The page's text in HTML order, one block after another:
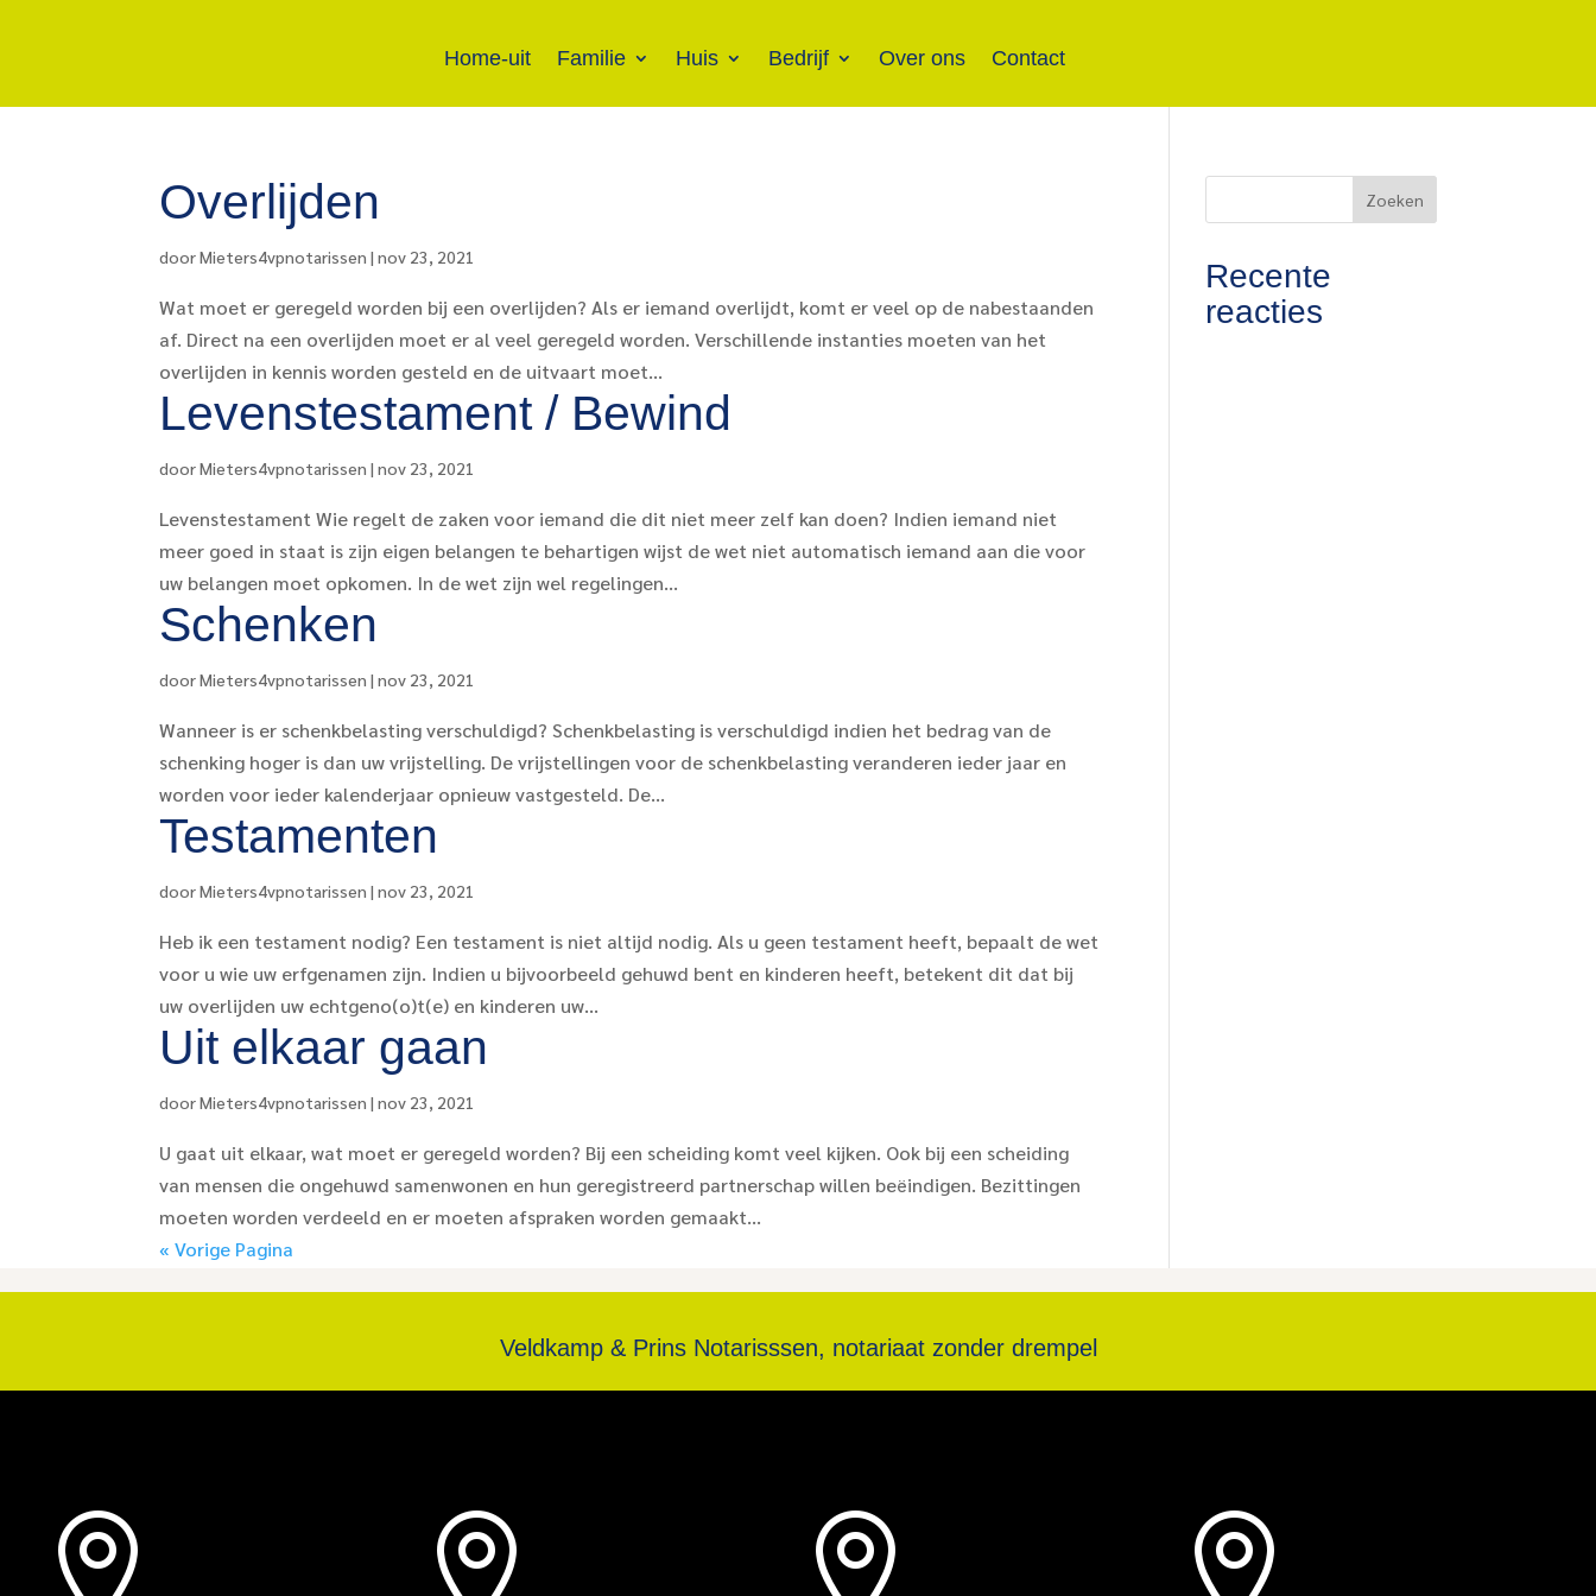
Home-uit Familie Huis Bedrijf Over ons Contact
Overlijden
doorMieters4vpnotarissen |nov 23, 2021
Wat moet er geregeld worden bij een overlijden? Als er iemand overlijdt, komt er veel op de nabestaanden
af. Direct na een overlijden moet er al veel geregeld worden. Verschillende instanties moeten van het
overlijden in kennis worden gesteld en de uitvaart moet...
Levenstestament / Bewind
doorMieters4vpnotarissen |nov 23, 2021
Levenstestament Wie regelt de zaken voor iemand die dit niet meer zelf kan doen? Indien iemand niet
meer goed in staat is zijn eigen belangen te behartigen wijst de wet niet automatisch iemand aan die voor
uw belangen moet opkomen. In de wet zijn wel regelingen...
Schenken
doorMieters4vpnotarissen |nov 23, 2021
Wanneer is er schenkbelasting verschuldigd? Schenkbelasting is verschuldigd indien het bedrag van de
schenking hoger is dan uw vrijstelling. De vrijstellingen voor de schenkbelasting veranderen ieder jaar en
worden voor ieder kalenderjaar opnieuw vastgesteld. De...
Testamenten
doorMieters4vpnotarissen |nov 23, 2021
Heb ik een testament nodig? Een testament is niet altijd nodig. Als u geen testament heeft, bepaalt de wet
voor u wie uw erfgenamen zijn. Indien u bijvoorbeeld gehuwd bent en kinderen heeft, betekent dit dat bij
uw overlijden uw echtgeno(o)t(e) en kinderen uw...
Uit elkaar gaan
doorMieters4vpnotarissen |nov 23, 2021
U gaat uit elkaar, wat moet er geregeld worden? Bij een scheiding komt veel kijken. Ook bij een scheiding
van mensen die ongehuwd samenwonen en hun geregistreerd partnerschap willen beëindigen. Bezittingen
moeten worden verdeeld en er moeten afspraken worden gemaakt...
« Vorige Pagina
Recente
reacties
Veldkamp & Prins Notarisssen, notariaat zonder drempel
   